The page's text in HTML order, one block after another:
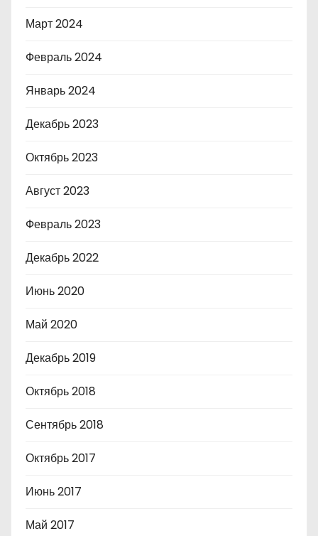
Март 2024
Февраль 2024
Январь 2024
Декабрь 2023
Октябрь 2023
Август 2023
Февраль 2023
Декабрь 2022
Июнь 2020
Май 2020
Декабрь 2019
Октябрь 2018
Сентябрь 2018
Октябрь 2017
Июнь 2017
Май 2017